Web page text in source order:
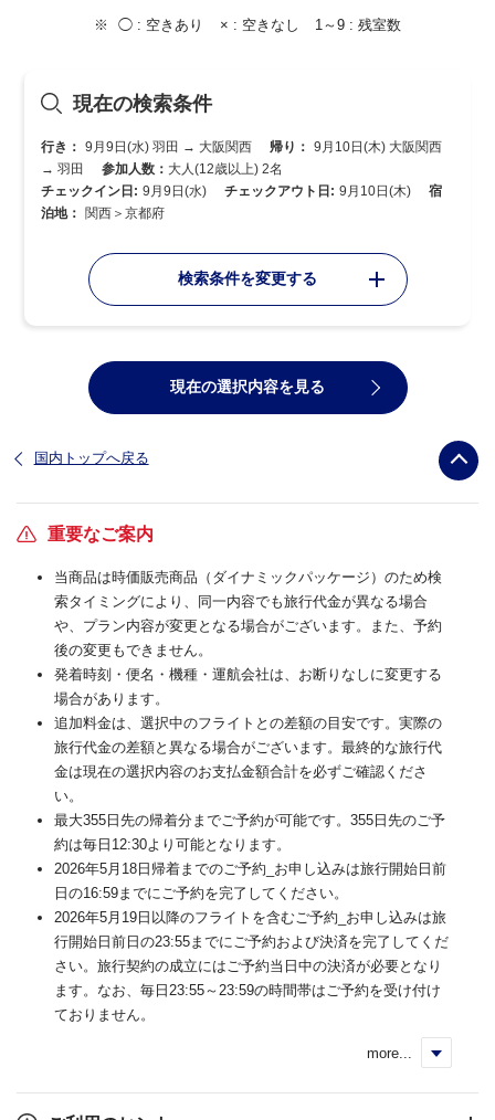
◯ : 空きあり × : 空きなし 1～9 : 残室数
現在の検索条件
行き： 9月9日(水) 羽田 → 大阪関西 帰り： 9月10日(木) 大阪関西
→ 羽田
参加人数： 大人(12歳以上) 2名
チェックイン日: 9月9日(水) チェックアウト日: 9月10日(木)
宿
泊地： 関西＞京都府
検索条件を変更する
現在の選択内容を見る
国内トップへ戻る
重要なご案内
当商品は時価販売商品（ダイナミックパッケージ）のため検
索タイミングにより、同一内容でも旅行代金が異なる場合
や、プラン内容が変更となる場合がございます。また、予約
後の変更もできません。
発着時刻・便名・機種・運航会社は、お断りなしに変更する
場合があります。
追加料金は、選択中のフライトとの差額の目安です。実際の
旅行代金の差額と異なる場合がございます。最終的な旅行代
金は現在の選択内容のお支払金額合計を必ずご確認くださ
い。
最大355日先の帰着分までご予約が可能です。355日先のご予
約は毎日12:30より可能となります。
2026年5月18日帰着までのご予約_お申し込みは旅行開始日前
日の16:59までにご予約を完了してください。
2026年5月19日以降のフライトを含むご予約_お申し込みは旅
行開始日前日の23:55までにご予約および決済を完了してくだ
さい。旅行契約の成立にはご予約当日中の決済が必要となり
ます。なお、毎日23:55～23:59の時間帯はご予約を受け付け
ておりません。
more...